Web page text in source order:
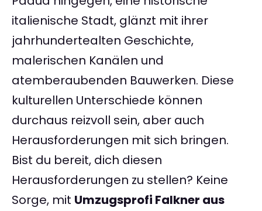
italienische Stadt, glänzt mit ihrer
jahrhundertealten Geschichte,
malerischen Kanälen und
atemberaubenden Bauwerken. Diese
kulturellen Unterschiede können
durchaus reizvoll sein, aber auch
Herausforderungen mit sich bringen.
Bist du bereit, dich diesen
Herausforderungen zu stellen? Keine
Sorge, mit Umzugsprofi Falkner aus